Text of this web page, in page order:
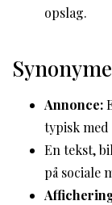
opslag.
Annonce:
typisk
En tekst,
på sociale